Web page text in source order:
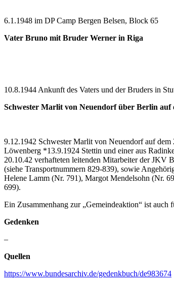
6.1.1948 im DP Camp Bergen Belsen, Block 65
Vater Bruno mit Bruder Werner in Riga
10.8.1944 Ankunft des Vaters und der Bruders in
Schwester Marlit von Neuendorf über Berlin auf
9.12.1942 Schwester Marlit von Neuendorf auf
Löwenberg *13.9.1924 Stettin und einer aus
20.10.42 verhafteten leitenden Mitarbeiter der JKV
(siehe Transportnummern 829-839), sowie
Helene Lamm (Nr. 791), Margot Mendelsohn (Nr.
699).
Ein Zusammenhang zur „Gemeindeaktion“ ist
Gedenken
–
Quellen
https://www.bundesarchiv.de/gedenkbuch/de983674